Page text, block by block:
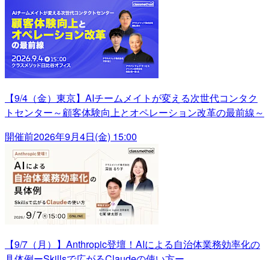
【9/4（金）東京】AIチームメイトが変える次世代コンタク
トセンター～顧客体験向上とオペレーション改革の最前線～
開催前2026年9月4日(金) 15:00
【9/7（月）】Anthropic登壇！AIによる自治体業務効率化の